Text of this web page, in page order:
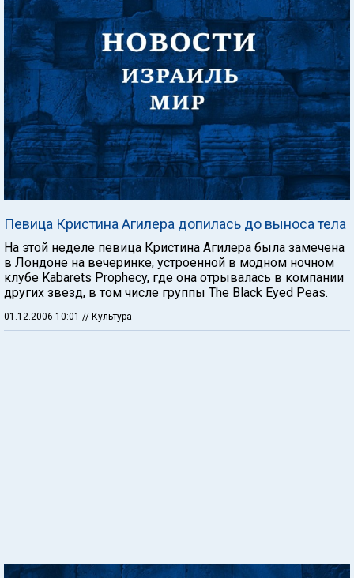
Певица Кристина Агилера допилась до выноса тела
На этой неделе певица Кристина Агилера была замечена
в Лондоне на вечеринке, устроенной в модном ночном
клубе Kabarets Prophecy, где она отрывалась в компании
других звезд, в том числе группы The Black Eyed Peas.
01.12.2006 10:01 // Культура